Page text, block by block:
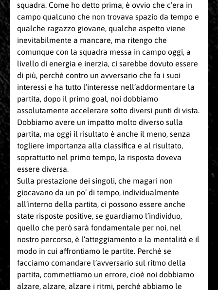
squadra. Come ho detto prima, è ovvio che c’era in
campo qualcuno che non trovava spazio da tempo e
qualche ragazzo giovane, qualche aspetto viene
inevitabilmente a mancare, ma ritengo che
comunque con la squadra messa in campo oggi, a
livello di energia e inerzia, ci sarebbe dovuto essere
di più, perché contro un avversario che fa i suoi
interessi e ha tutto l’interesse nell’addormentare la
partita, dopo il primo goal, noi dobbiamo
assolutamente accelerare sotto diversi punti di vista.
Dobbiamo avere un impatto molto diverso sulla
partita, ma oggi il risultato è anche il meno, senza
togliere importanza alla classifica e al risultato,
soprattutto nel primo tempo, la risposta doveva
essere diversa.
Sulla prestazione dei singoli, che magari non
giocavano da un po’ di tempo, individualmente
all’interno della partita, ci possono essere anche
state risposte positive, se guardiamo l’individuo,
quello che però sarà fondamentale per noi, nel
nostro percorso, è l’atteggiamento e la mentalità e il
modo in cui affrontiamo le partite. Perché se
facciamo comandare l’avversario sul ritmo della
partita, commettiamo un errore, cioè noi dobbiamo
alzare, alzare, alzare i ritmi, perché abbiamo le